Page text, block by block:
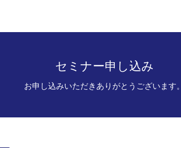
セミナー申し込み
お申し込みいただきありがとうございます。